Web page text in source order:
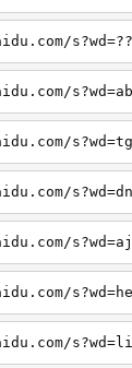
s?wd=??
s?wd=ab
s?wd=tg
s?wd=dn
s?wd=aj